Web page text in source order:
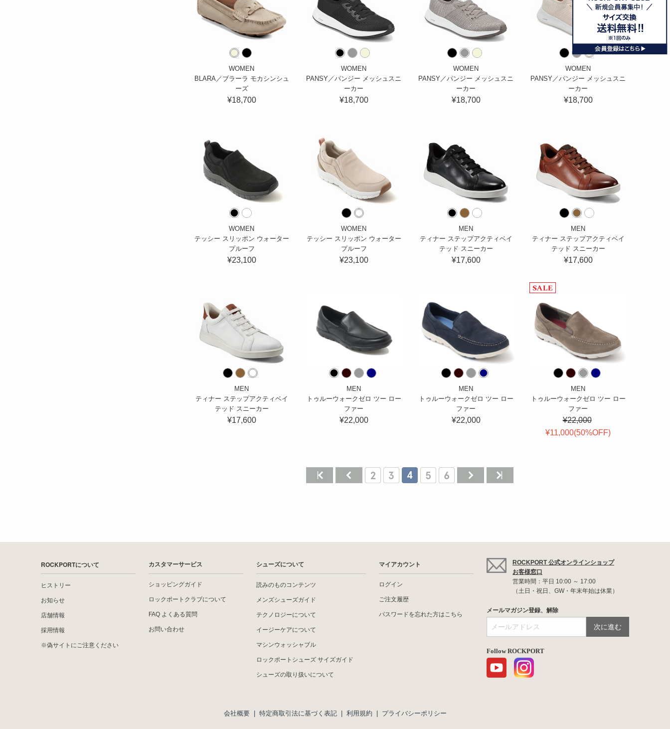
WOMEN
BLARA／ブラーラ モカシンシュ
ーズ
¥18,700
WOMEN
PANSY／パンジー メッシュスニ
ーカー
¥18,700
WOMEN
PANSY／パンジー メッシュスニ
ーカー
¥18,700
WOMEN
PANSY／パンジー メッシュスニ
ーカー
¥18,700
WOMEN
テッシー スリッポン ウォーター
プルーフ
¥23,100
WOMEN
テッシー スリッポン ウォーター
プルーフ
¥23,100
MEN
ティナー ステップアクティベイ
テッド スニーカー
¥17,600
MEN
ティナー ステップアクティベイ
テッド スニーカー
¥17,600
MEN
ティナー ステップアクティベイ
テッド スニーカー
¥17,600
MEN
トゥルーウォークゼロ ツー ロー
ファー
¥22,000
MEN
トゥルーウォークゼロ ツー ロー
ファー
¥22,000
MEN
トゥルーウォークゼロ ツー ロー
ファー
¥22,000
¥11,000(50%OFF)
ROCKPORTについて
ヒストリー
お知らせ
店舗情報
採用情報
※偽サイトにご注意ください
カスタマーサービス
ショッピングガイド
ロックポートクラブについて
FAQ よくある質問
お問い合わせ
シューズについて
読みのものコンテンツ
メンズシューズガイド
テクノロジーについて
イージーケアについて
マシンウォッシャブル
ロックポートシューズ サイズガイド
シューズの取り扱いについて
マイアカウント
ログイン
ご注文履歴
パスワードを忘れた方はこちら
ROCKPORT 公式オンラインショップ
お客様窓口
営業時間：平日 10:00 ～ 17:00
（土日・祝日、GW・年末年始は休業）
メールマガジン登録、解除
Follow ROCKPORT
会社概要| 特定商取引法に基づく表記| 利用規約 | プライバシーポリシー